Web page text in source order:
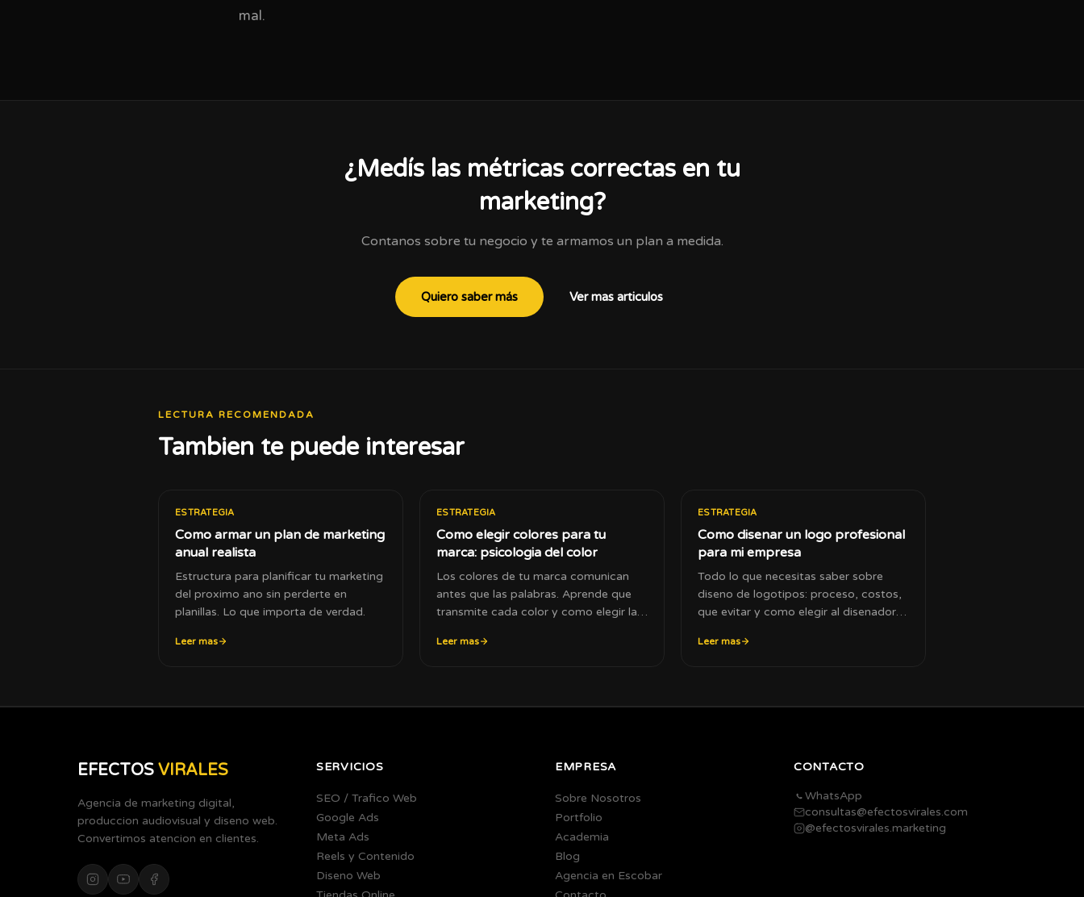
mal.
¿Medís las métricas correctas en tu
marketing?
Contanos sobre tu negocio y te armamos un plan a medida.
Quiero saber más Ver mas articulos
LECTURA RECOMENDADA
Tambien te puede interesar
ESTRATEGIA
Como armar un plan de marketing
anual realista
Estructura para planificar tu marketing
del proximo ano sin perderte en
planillas. Lo que importa de verdad.
Leer mas
ESTRATEGIA
Como elegir colores para tu
marca: psicologia del color
Los colores de tu marca comunican
antes que las palabras. Aprende que
transmite cada color y como elegir la
Leer mas
ESTRATEGIA
Como disenar un logo profesional
para mi empresa
Todo lo que necesitas saber sobre
diseno de logotipos: proceso, costos,
que evitar y como elegir al disenador
Leer mas
EFECTOS VIRALES
Agencia de marketing digital,
produccion audiovisual y diseno web.
Convertimos atencion en clientes.
SERVICIOS
SEO / Trafico Web
Google Ads
Meta Ads
Reels y Contenido
Diseno Web
EMPRESA
Sobre Nosotros
Portfolio
Academia
Blog
Agencia en Escobar
CONTACTO
WhatsApp
consultas@efectosvirales.com
@efectosvirales.marketing